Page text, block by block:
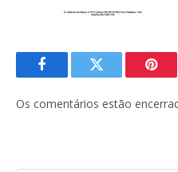
FacebookTwitter
Os comentários estão